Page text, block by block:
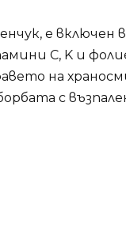
е включен в
C, K и
на
с